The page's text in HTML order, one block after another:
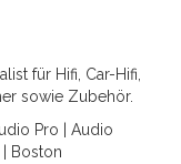
für Hifi, Car-Hifi,
sowie Zubehör.
Pro
Audio
Boston